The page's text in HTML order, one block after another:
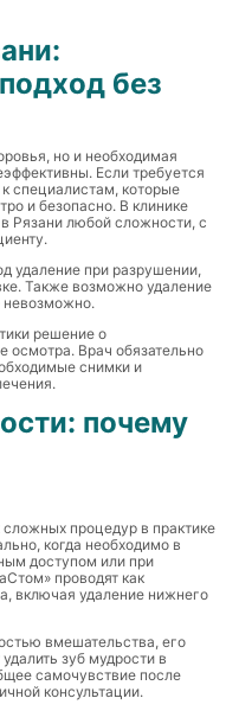
без
но и необходимая
Если требуется
к специалистам, которые
и безопасно. В клинике
Рязани любой сложности, с
удаление при разрушении,
Также возможно удаление
невозможно.
решение о
осмотра. Врач обязательно
снимки и
почему
процедур в практике
когда необходимо в
доступом или при
проводят как
включая удаление нижнего
вмешательства, его
зуб мудрости в
самочувствие после
консультации.